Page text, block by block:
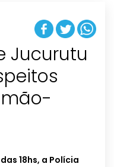
Jucurutu
18hs, a Polícia